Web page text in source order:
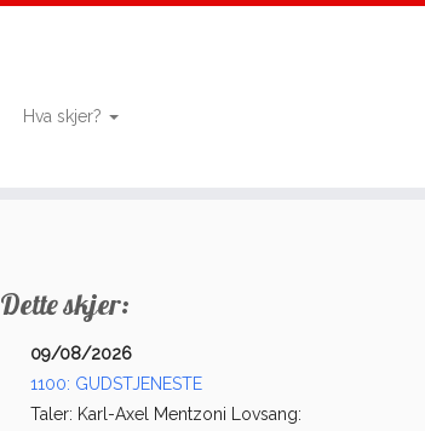
Hva skjer?
Dette skjer:
09/08/2026
1100: GUDSTJENESTE
Taler: Karl-Axel Mentzoni Lovsang: